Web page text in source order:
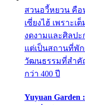
สวนอวี้หยวน คื
เซี่ยงไฮ้ เพราะ
งดงามและศิลป
แต่เป็นสถานที่พั
วัฒนธรรมที่สำคั
กว่า 400 ปี
Yuyuan